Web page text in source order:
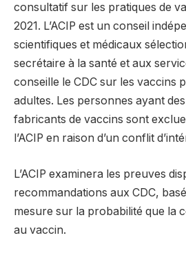
consultatif sur les pratiques de
2021. L’ACIP est un conseil
scientifiques et médicaux
secrétaire à la santé et aux
conseille le CDC sur les vaccins
adultes. Les personnes ayant
fabricants de vaccins sont
l’ACIP en raison d’un conflit
L’ACIP examinera les preuves
recommandations aux CDC,
mesure sur la probabilité que la
au vaccin.